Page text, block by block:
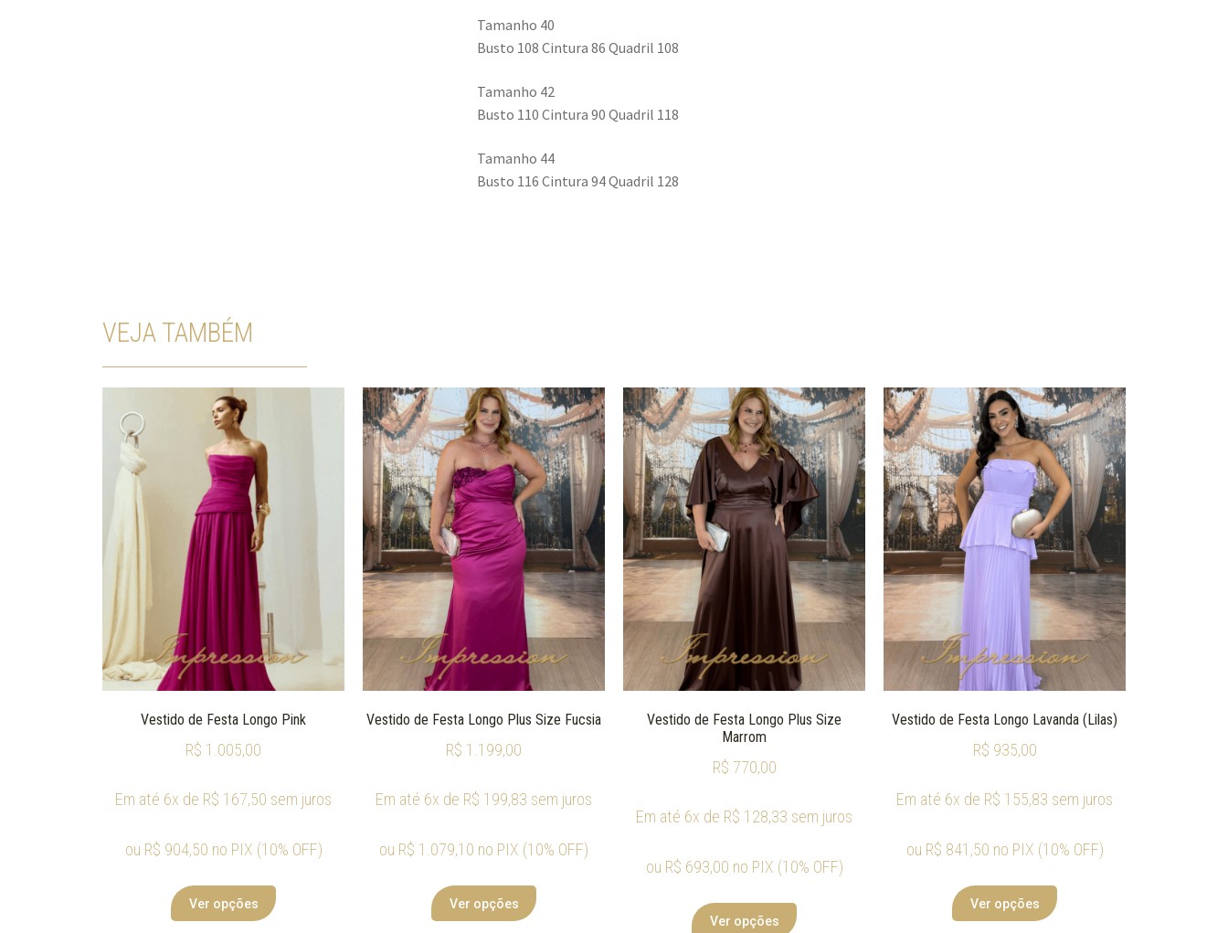
Tamanho 40
Busto 108 Cintura 86 Quadril 108
Tamanho 42
Busto 110 Cintura 90 Quadril 118
Tamanho 44
Busto 116 Cintura 94 Quadril 128
VEJA TAMBÉM
Vestido de Festa Longo Pink
R$ 1.005,00
Em até 6x de R$ 167,50 sem juros
ou R$ 904,50 no PIX (10% OFF)
Ver opções
Vestido de Festa Longo Plus Size Fucsia
R$ 1.199,00
Em até 6x de R$ 199,83 sem juros
ou R$ 1.079,10 no PIX (10% OFF)
Ver opções
Vestido de Festa Longo Plus Size
Marrom
R$ 770,00
Em até 6x de R$ 128,33 sem juros
ou R$ 693,00 no PIX (10% OFF)
Ver opções
Vestido de Festa Longo Lavanda (Lilas)
R$ 935,00
Em até 6x de R$ 155,83 sem juros
ou R$ 841,50 no PIX (10% OFF)
Ver opções